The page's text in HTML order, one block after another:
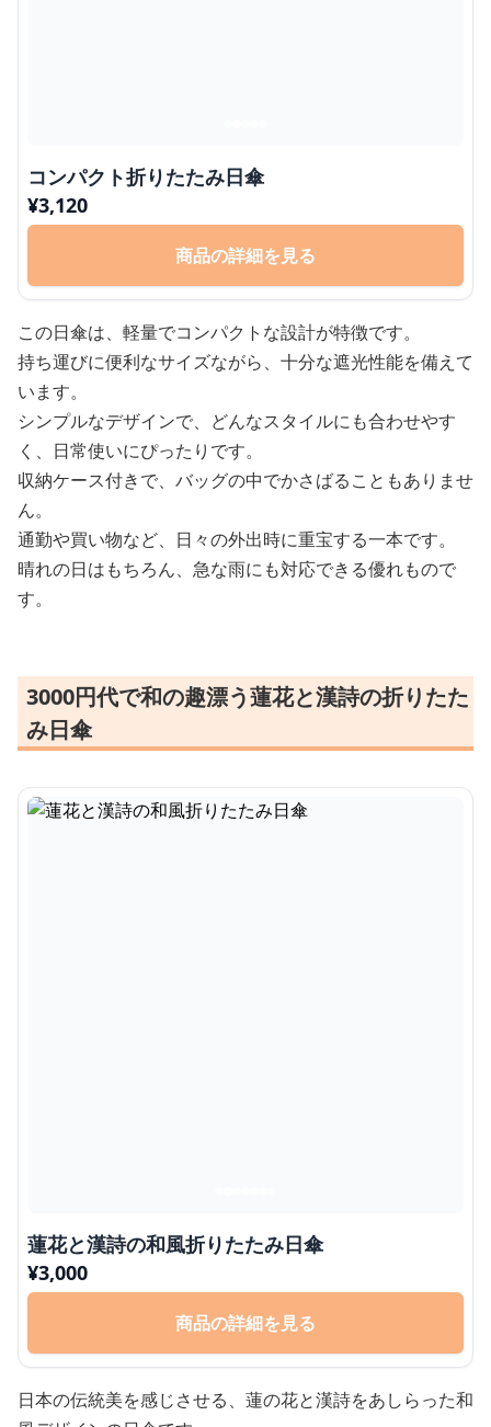
コンパクト折りたたみ日傘
¥3,120
商品の詳細を見る
この日傘は、軽量でコンパクトな設計が特徴です。
持ち運びに便利なサイズながら、十分な遮光性能を備えて
います。
シンプルなデザインで、どんなスタイルにも合わせやす
く、日常使いにぴったりです。
収納ケース付きで、バッグの中でかさばることもありませ
ん。
通勤や買い物など、日々の外出時に重宝する一本です。
晴れの日はもちろん、急な雨にも対応できる優れもので
す。
3000円代で和の趣漂う蓮花と漢詩の折りたた
み日傘
蓮花と漢詩の和風折りたたみ日傘
¥3,000
商品の詳細を見る
日本の伝統美を感じさせる、蓮の花と漢詩をあしらった和